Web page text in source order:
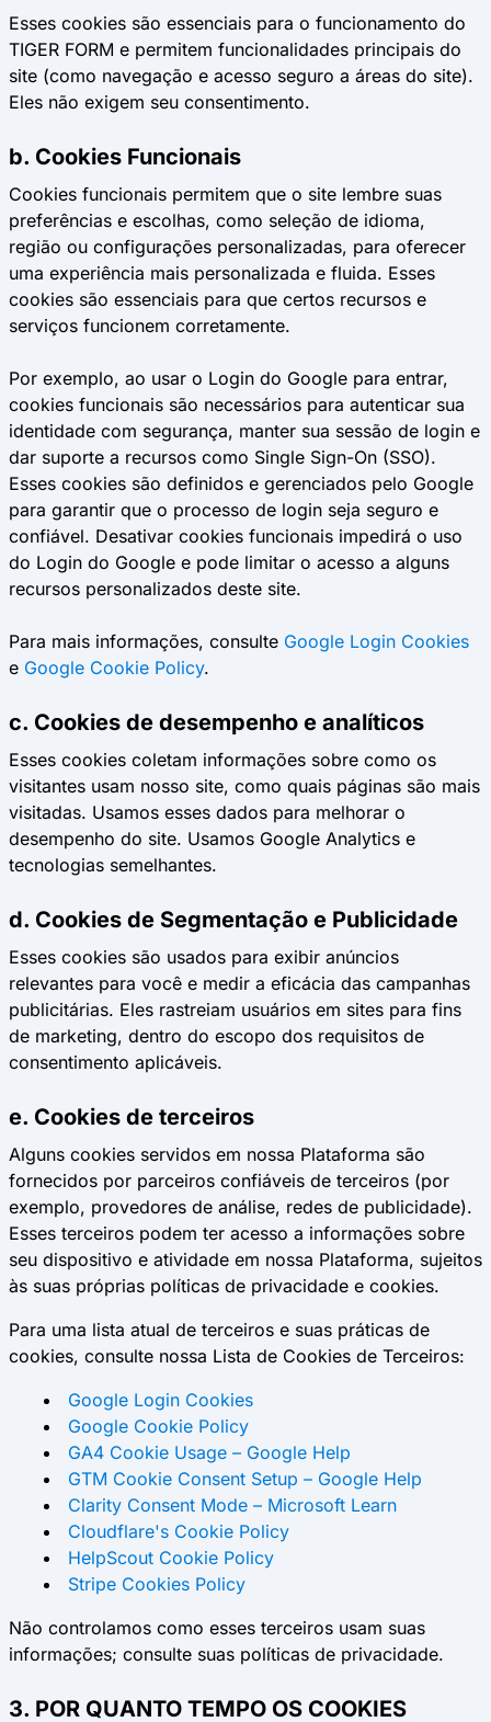
Esses cookies são essenciais para o funcionamento do
TIGER FORM e permitem funcionalidades principais do
site (como navegação e acesso seguro a áreas do site).
Eles não exigem seu consentimento.
b. Cookies Funcionais
Cookies funcionais permitem que o site lembre suas
preferências e escolhas, como seleção de idioma,
região ou configurações personalizadas, para oferecer
uma experiência mais personalizada e fluida. Esses
cookies são essenciais para que certos recursos e
serviços funcionem corretamente.
Por exemplo, ao usar o Login do Google para entrar,
cookies funcionais são necessários para autenticar sua
identidade com segurança, manter sua sessão de login e
dar suporte a recursos como Single Sign-On (SSO).
Esses cookies são definidos e gerenciados pelo Google
para garantir que o processo de login seja seguro e
confiável. Desativar cookies funcionais impedirá o uso
do Login do Google e pode limitar o acesso a alguns
recursos personalizados deste site.
Para mais informações, consulte Google Login Cookies
e Google Cookie Policy.
c. Cookies de desempenho e analíticos
Esses cookies coletam informações sobre como os
visitantes usam nosso site, como quais páginas são mais
visitadas. Usamos esses dados para melhorar o
desempenho do site. Usamos Google Analytics e
tecnologias semelhantes.
d. Cookies de Segmentação e Publicidade
Esses cookies são usados para exibir anúncios
relevantes para você e medir a eficácia das campanhas
publicitárias. Eles rastreiam usuários em sites para fins
de marketing, dentro do escopo dos requisitos de
consentimento aplicáveis.
e. Cookies de terceiros
Alguns cookies servidos em nossa Plataforma são
fornecidos por parceiros confiáveis de terceiros (por
exemplo, provedores de análise, redes de publicidade).
Esses terceiros podem ter acesso a informações sobre
seu dispositivo e atividade em nossa Plataforma, sujeitos
às suas próprias políticas de privacidade e cookies.
Para uma lista atual de terceiros e suas práticas de
cookies, consulte nossa Lista de Cookies de Terceiros:
Google Login Cookies
Google Cookie Policy
GA4 Cookie Usage – Google Help
GTM Cookie Consent Setup – Google Help
Clarity Consent Mode – Microsoft Learn
Cloudflare's Cookie Policy
HelpScout Cookie Policy
Stripe Cookies Policy
Não controlamos como esses terceiros usam suas
informações; consulte suas políticas de privacidade.
3. POR QUANTO TEMPO OS COOKIES